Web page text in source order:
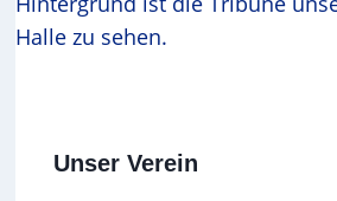
Unser Verein